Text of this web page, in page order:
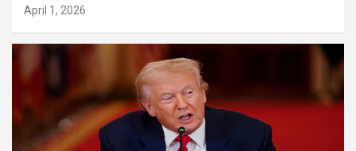
April 1, 2026